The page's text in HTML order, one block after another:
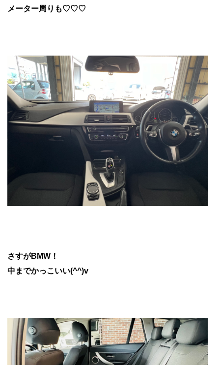
メーター周りも♡♡♡
さすがBMW！
中までかっこいい(^^)v